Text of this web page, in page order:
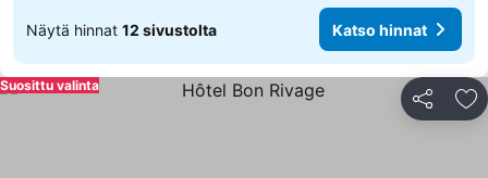
Näytä hinnat 12 sivustolta Katso hinnat
Jaa
Suosittu valinta